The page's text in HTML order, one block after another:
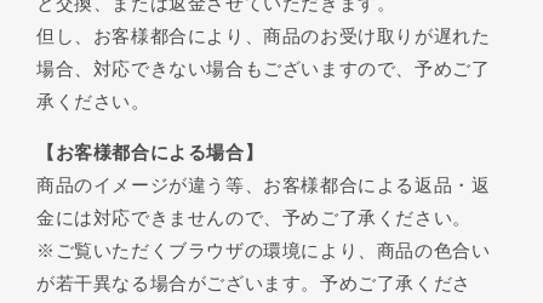
但し、お客様都合により、商品のお受け取りが遅れた
場合、対応できない場合もございますので、予めご了
承ください。
【お客様都合による場合】
商品のイメージが違う等、お客様都合による返品・返
金には対応できませんので、予めご了承ください。
※ご覧いただくブラウザの環境により、商品の色合い
が若干異なる場合がございます。予めご了承くださ